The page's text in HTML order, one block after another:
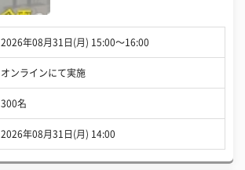
2026年08月31日(月) 15:00〜16:00
オンラインにて実施
300名
2026年08月31日(月) 14:00